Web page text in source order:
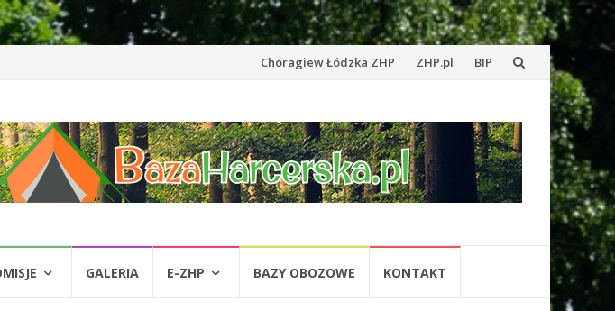
Przejdź
treści
Choragiew Łódzka ZHP ZHP.pl BIP
GALERIA E-ZHP BAZY OBOZOWE KONTAKT